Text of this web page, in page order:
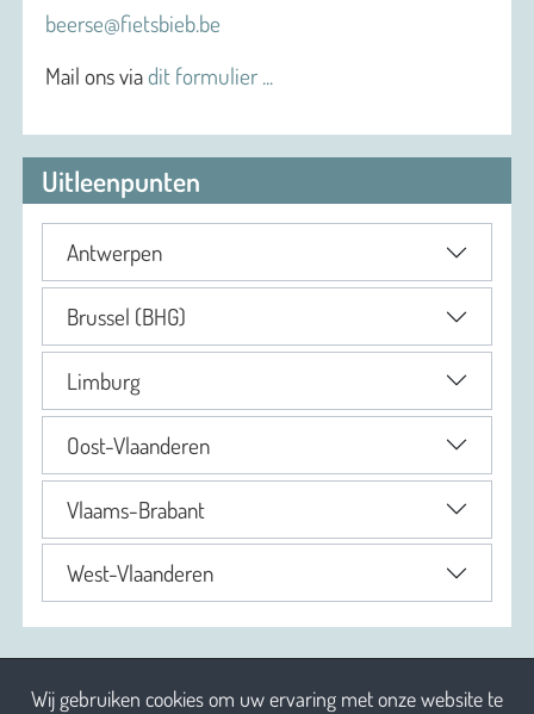
Wij gebruiken cookies om uw ervaring met onze website te
beerse@fietsbieb.be
Mail ons via dit formulier ...
Uitleenpunten
Antwerpen
Brussel (BHG)
Limburg
Oost-Vlaanderen
Vlaams-Brabant
West-Vlaanderen